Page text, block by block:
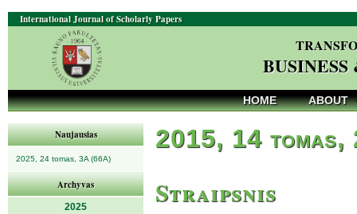
International Journal of Scholarly Papers
HOME ABOUT
Naujausias
2025, 24 tomas, 3A (66A)
Archyvas
2025
2015, 14 tomas,
Straipsnis